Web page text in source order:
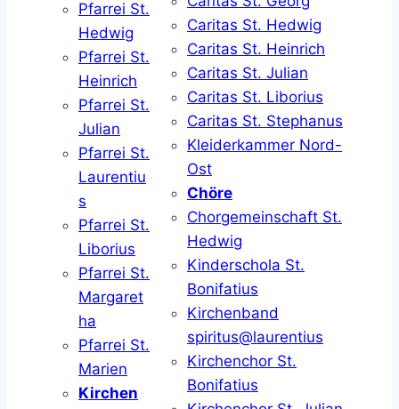
Pfarrei St.
Hedwig
Pfarrei St.
Heinrich
Pfarrei St.
Julian
Pfarrei St.
Laurentiu
s
Pfarrei St.
Liborius
Pfarrei St.
Margaret
ha
Pfarrei St.
Marien
Kirchen
Caritas St. Hedwig
Caritas St. Heinrich
Caritas St. Julian
Caritas St. Liborius
Caritas St. Stephanus
Kleiderkammer Nord-
Ost
Chöre
Chorgemeinschaft St.
Hedwig
Kinderschola St.
Bonifatius
Kirchenband
spiritus@laurentius
Kirchenchor St.
Bonifatius